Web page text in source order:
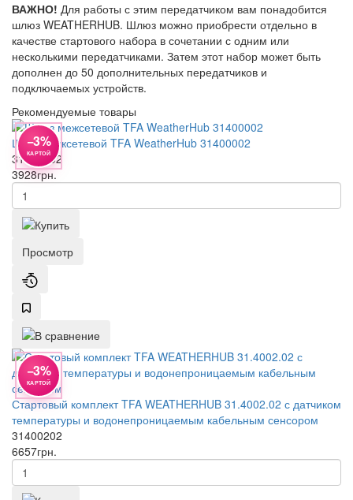
ВАЖНО! Для работы с этим передатчиком вам понадобится
шлюз WEATHERHUB. Шлюз можно приобрести отдельно в
качестве стартового набора в сочетании с одним или
несколькими передатчиками. Затем этот набор может быть
дополнен до 50 дополнительных передатчиков и
подключаемых устройств.
Рекомендуемые товары
−3%
КАРТОЙ
Шлюз межсетевой TFA WeatherHub 31400002
31400002
3928грн.
Просмотр
−3%
КАРТОЙ
Стартовый комплект TFA WEATHERHUB 31.4002.02 с датчиком
температуры и водонепроницаемым кабельным сенсором
31400202
6657грн.